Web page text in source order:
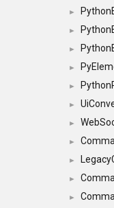
►
►
►
►
►
►
►
►
►
►
►